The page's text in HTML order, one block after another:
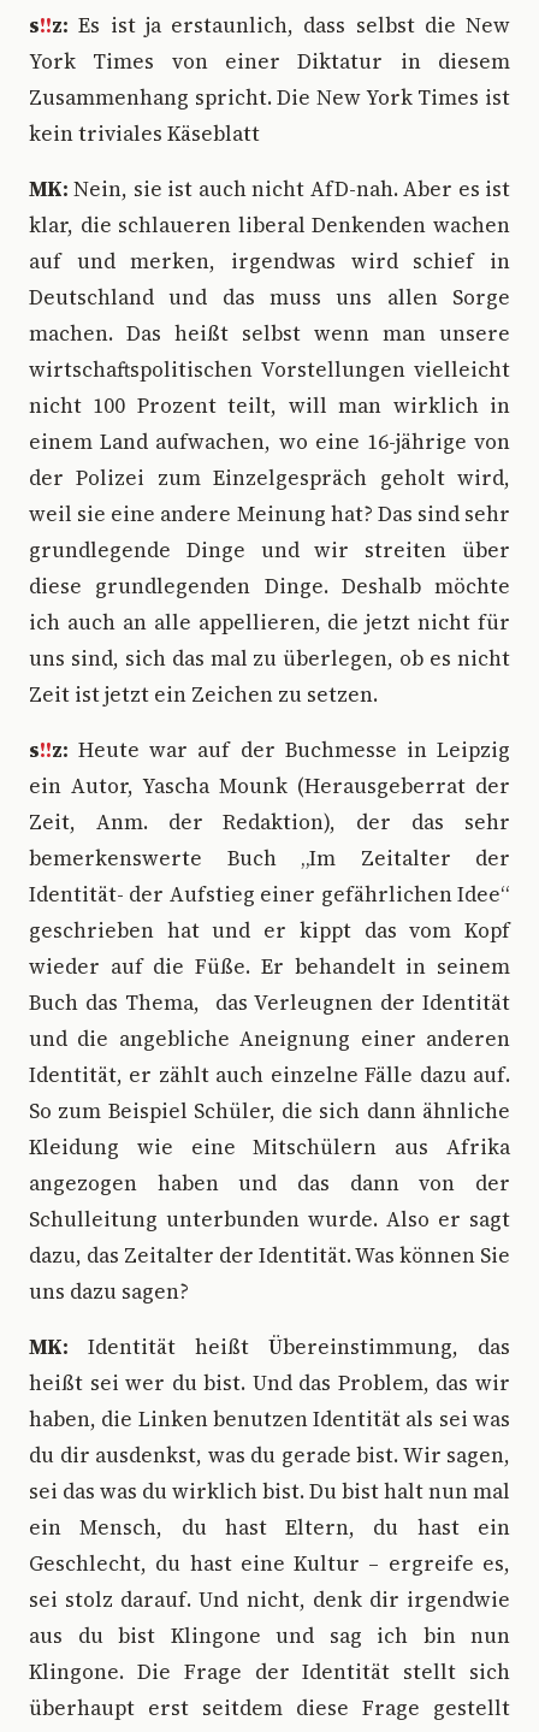
s!!z: Es ist ja erstaunlich, dass selbst die New
York Times von einer Diktatur in diesem
Zusammenhang spricht. Die New York Times ist
kein triviales Käseblatt
MK: Nein, sie ist auch nicht AfD-nah. Aber es ist
klar, die schlaueren liberal Denkenden wachen
auf und merken, irgendwas wird schief in
Deutschland und das muss uns allen Sorge
machen. Das heißt selbst wenn man unsere
wirtschaftspolitischen Vorstellungen vielleicht
nicht 100 Prozent teilt, will man wirklich in
einem Land aufwachen, wo eine 16-jährige von
der Polizei zum Einzelgespräch geholt wird,
weil sie eine andere Meinung hat? Das sind sehr
grundlegende Dinge und wir streiten über
diese grundlegenden Dinge. Deshalb möchte
ich auch an alle appellieren, die jetzt nicht für
uns sind, sich das mal zu überlegen, ob es nicht
Zeit ist jetzt ein Zeichen zu setzen.
s!!z: Heute war auf der Buchmesse in Leipzig
ein Autor, Yascha Mounk (Herausgeberrat der
Zeit, Anm. der Redaktion), der das sehr
bemerkenswerte Buch „Im Zeitalter der
Identität- der Aufstieg einer gefährlichen Idee“
geschrieben hat und er kippt das vom Kopf
wieder auf die Füße. Er behandelt in seinem
Buch das Thema, das Verleugnen der Identität
und die angebliche Aneignung einer anderen
Identität, er zählt auch einzelne Fälle dazu auf.
So zum Beispiel Schüler, die sich dann ähnliche
Kleidung wie eine Mitschülern aus Afrika
angezogen haben und das dann von der
Schulleitung unterbunden wurde. Also er sagt
dazu, das Zeitalter der Identität. Was können Sie
uns dazu sagen?
MK: Identität heißt Übereinstimmung, das
heißt sei wer du bist. Und das Problem, das wir
haben, die Linken benutzen Identität als sei was
du dir ausdenkst, was du gerade bist. Wir sagen,
sei das was du wirklich bist. Du bist halt nun mal
ein Mensch, du hast Eltern, du hast ein
Geschlecht, du hast eine Kultur – ergreife es,
sei stolz darauf. Und nicht, denk dir irgendwie
aus du bist Klingone und sag ich bin nun
Klingone. Die Frage der Identität stellt sich
überhaupt erst seitdem diese Frage gestellt